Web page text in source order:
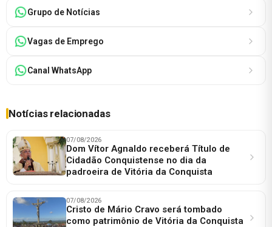
Grupo de Notícias
Vagas de Emprego
Canal WhatsApp
Notícias relacionadas
07/08/2026
Dom Vítor Agnaldo receberá Título de
Cidadão Conquistense no dia da
padroeira de Vitória da Conquista
07/08/2026
Cristo de Mário Cravo será tombado
como patrimônio de Vitória da Conquista